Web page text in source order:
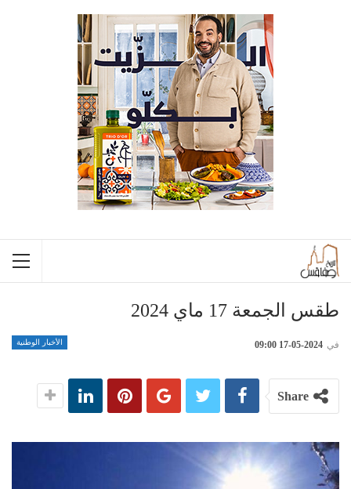
طقس الجمعة 17 ماي 2024
الأخبار الوطنية في 2024-05-17 09:00
Share